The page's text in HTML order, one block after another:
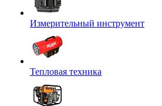
Измерительный инструмент
Тепловая техника